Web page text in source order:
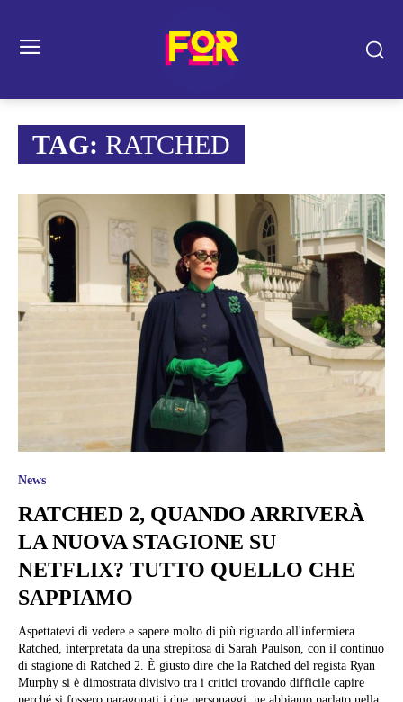
TAG: RATCHED
News
RATCHED 2, QUANDO ARRIVERÀ
LA NUOVA STAGIONE SU
NETFLIX? TUTTO QUELLO CHE
SAPPIAMO
Aspettatevi di vedere e sapere molto di più riguardo all'infermiera
Ratched, interpretata da una strepitosa di Sarah Paulson, con il continuo
di stagione di Ratched 2. È giusto dire che la Ratched del regista Ryan
Murphy si è dimostrata divisivo tra i critici trovando difficile capire